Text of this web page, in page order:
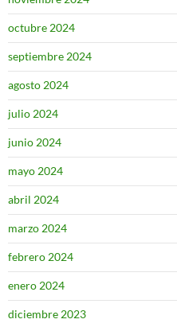
octubre 2024
septiembre 2024
agosto 2024
julio 2024
junio 2024
mayo 2024
abril 2024
marzo 2024
febrero 2024
enero 2024
diciembre 2023